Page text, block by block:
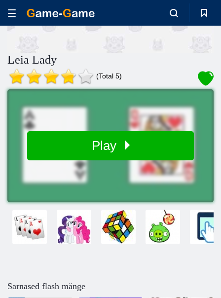
Leia Lady
(Total 5)
Play
Sarnased flash mänge